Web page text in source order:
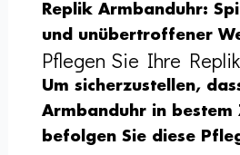
Replik Armbanduhr:
und unübertroffener
Pflegen Sie Ihre
Um sicherzustellen,
Armbanduhr in bestem
befolgen Sie diese